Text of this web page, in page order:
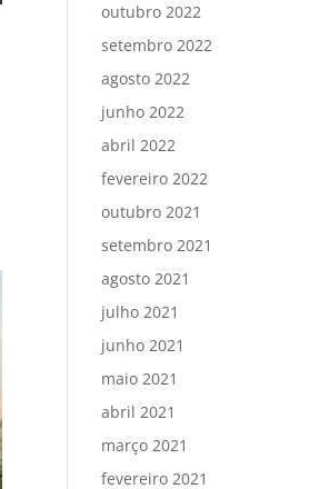
outubro 2022
setembro 2022
agosto 2022
junho 2022
abril 2022
fevereiro 2022
outubro 2021
setembro 2021
agosto 2021
julho 2021
junho 2021
maio 2021
abril 2021
março 2021
fevereiro 2021